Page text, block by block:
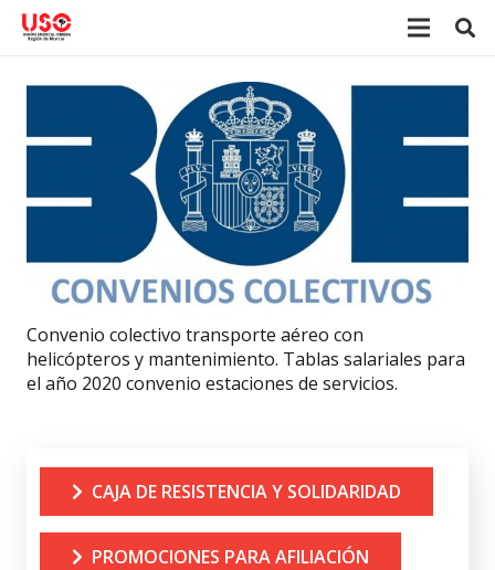
Convenio colectivo transporte aéreo con
helicópteros y mantenimiento. Tablas salariales para
el año 2020 convenio estaciones de servicios.
CAJA DE RESISTENCIA Y SOLIDARIDAD
PROMOCIONES PARA AFILIACIÓN